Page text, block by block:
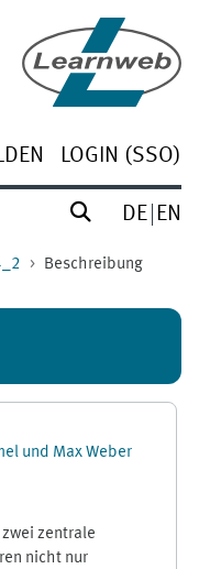
LOGIN (SSO)
DE EN
Beschreibung
und Max Weber
zentrale
nicht nur